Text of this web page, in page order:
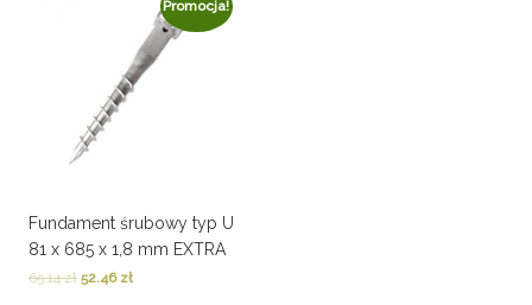
Promocja!
Fundament śrubowy typ U
81 x 685 x 1,8 mm EXTRA
65.14zł 52.46 zł